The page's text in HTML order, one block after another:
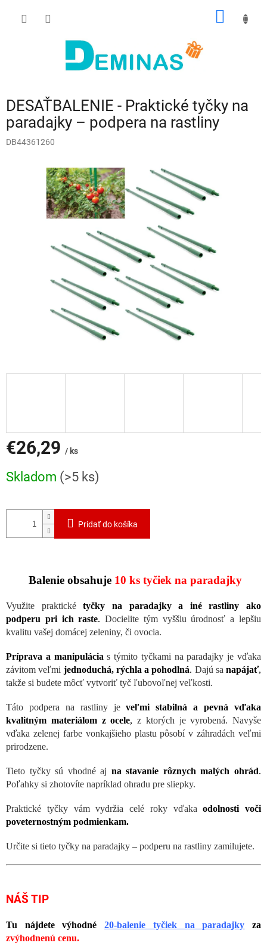
DESAŤBALENIE - Praktické tyčky na
paradajky – podpera na rastliny
DB44361260
€26,29 / ks
cena:
Skladom (>5 ks)
Pridať do košíka
Balenie obsahuje 10 ks tyčiek na paradajky
Využite praktickétyčky na paradajky a iné rastliny ako
podperu pri ich raste. Docielite tým vyššiu úrodnosť a lepšiu
kvalitu vašej domácej zeleniny, či ovocia.
Príprava a manipulácia s týmito tyčkami na paradajky je vďaka
závitom veľmi jednoduchá, rýchla a pohodlná. Dajú sa napájať,
takže si budete môcť vytvoriť tyč ľubovoľnej veľkosti.
Táto podpera na rastliny jeveľmi stabilná a pevná vďaka
kvalitným materiálom z ocele, z ktorých je vyrobená. Navyše
vďaka zelenej farbe vonkajšieho plastu pôsobí v záhradách veľmi
prirodzene.
Tieto tyčky sú vhodné aj na stavanie rôznych malých ohrád.
Poľahky si zhotovíte napríklad ohradu pre sliepky.
Praktické tyčky vám vydržia celé roky vďakaodolnosti voči
poveternostným podmienkam.
Určite si tieto tyčky na paradajky – podperu na rastliny zamilujete.
NÁŠ TIP
Tu nájdete výhodné 20-balenie tyčiek na paradajky
za
zvýhodnenú cenu.